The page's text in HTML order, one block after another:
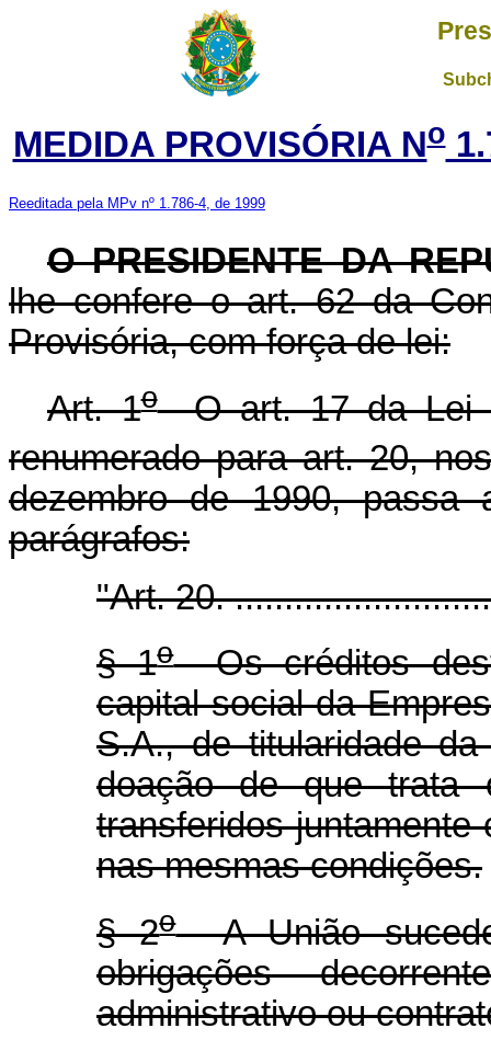
MEDIDA PROVISÓRIA No
Reeditada pela MPv nº 1.786-4, de 1999
O PRESIDENTE DA
lhe confere o art. 62 da
Provisória, com força de lei:
Art. 1oO art. 17 da Lei
renumerado para art. 20,
dezembro de 1990, passa
parágrafos:
"Art. 20.
§ 1oOs créditos
capital social da
S.A., de titularidade
doação de que
transferidos
nas mesmas condições.
§ 2oA União
obrigações
administrativo ou